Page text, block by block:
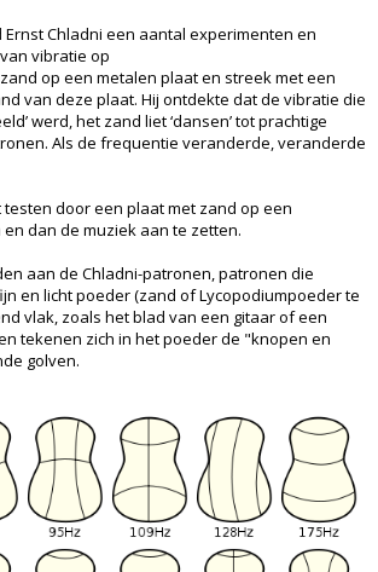
Ernst Chladni een aantal experimenten en
vibratie op
op een metalen plaat en streek met een
van deze plaat. Hij ontdekte dat de vibratie die
werd, het zand liet ‘dansen’ tot prachtige
Als de frequentie veranderde, veranderde
door een plaat met zand op een
dan de muziek aan te zetten.
aan de Chladni-patronen, patronen die
en licht poeder (zand of Lycopodiumpoeder te
vlak, zoals het blad van een gitaar of een
tekenen zich in het poeder de "knopen en
golven.